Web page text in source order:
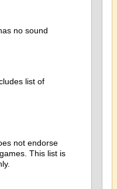
no sound
list of
not endorse
This list is